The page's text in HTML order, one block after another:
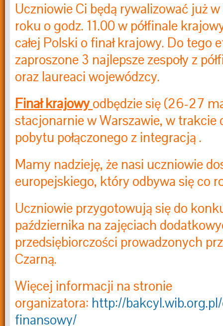
Uczniowie Ci będą rywalizować już
roku o godz. 11.00 w półfinale
całej Polski o finał krajowy. Do tego
zaproszone 3 najlepsze zespoły z
oraz laureaci wojewódzcy.
Finał krajowyodbędzie się (26-27
stacjonarnie w Warszawie, w trakcie
pobytu połączonego z integracją .
Mamy nadzieję, że nasi uczniowie
europejskiego, który odbywa się co
Uczniowie przygotowują się do
października na zajęciach
przedsiębiorczości prowadzonych
Czarną.
Więcej informacji na stronie
organizatora: http://
finansowy/